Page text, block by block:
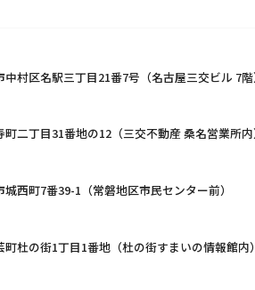
村区名駅三丁目21番7号（名古屋三交ビル 7階
二丁目31番地の12（三交不動産 桑名営業所内
西町7番39-1（常磐地区市民センター前）
杜の街1丁目1番地（杜の街すまいの情報館内）